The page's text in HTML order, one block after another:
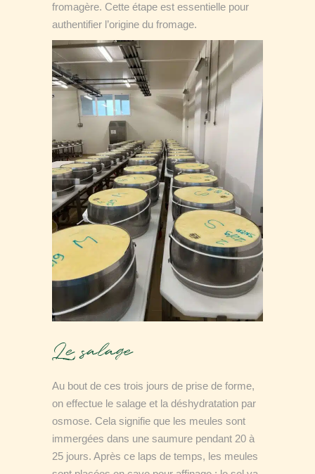
fromagère. Cette étape est essentielle pour
authentifier l’origine du fromage.
Le salage
Au bout de ces trois jours de prise de forme,
on effectue le salage et la déshydratation par
osmose. Cela signifie que les meules sont
immergées dans une saumure pendant 20 à
25 jours. Après ce laps de temps, les meules